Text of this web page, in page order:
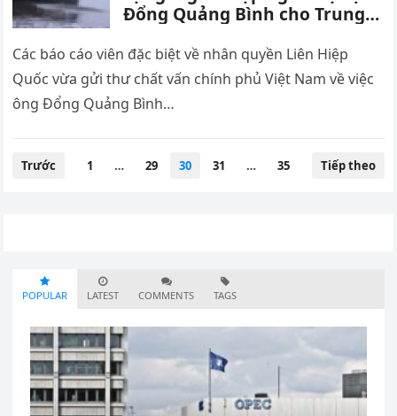
Đổng Quảng Bình cho Trung
Các báo cáo viên đặc biệt về nhân quyền Liên Hiệp
Quốc vừa gửi thư chất vấn chính phủ Việt Nam về việc
ông Đổng Quảng Bình…
Phân
Trước 1 … 29 30 31 … 35 Tiếp theo
POPULAR LATEST COMMENTS TAGS